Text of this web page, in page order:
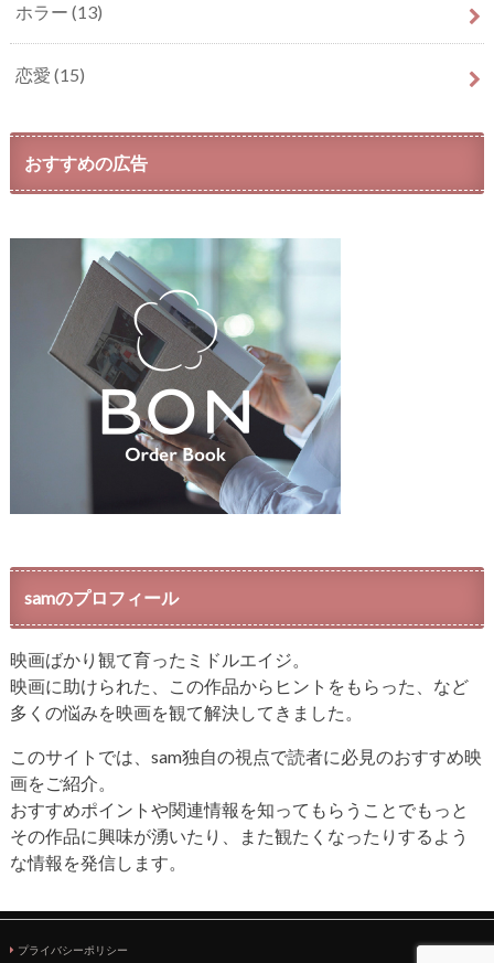
ホラー (13)
恋愛 (15)
おすすめの広告
samのプロフィール
映画ばかり観て育ったミドルエイジ。
映画に助けられた、この作品からヒントをもらった、など
多くの悩みを映画を観て解決してきました。
このサイトでは、sam独自の視点で読者に必見のおすすめ映
画をご紹介。
おすすめポイントや関連情報を知ってもらうことでもっと
その作品に興味が湧いたり、また観たくなったりするよう
な情報を発信します。
プライバシーポリシー